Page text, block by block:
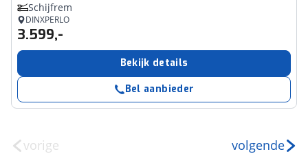
Schijfrem
DINXPERLO
3.599,-
Bekijk details
Bel aanbieder
vorige volgende